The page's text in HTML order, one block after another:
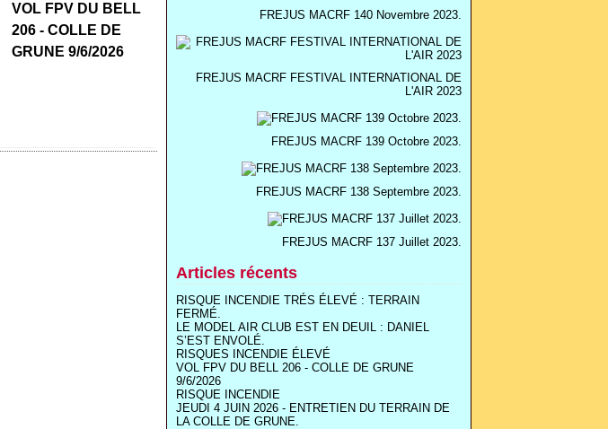
VOL FPV DU BELL
206 - COLLE DE
GRUNE 9/6/2026
FREJUS MACRF 140 Novembre 2023.
FREJUS MACRF FESTIVAL INTERNATIONAL DE
L'AIR 2023
FREJUS MACRF 139 Octobre 2023.
FREJUS MACRF 138 Septembre 2023.
FREJUS MACRF 137 Juillet 2023.
Articles récents
RISQUE INCENDIE TRÉS ÉLEVÉ : TERRAIN
FERMÉ.
LE MODEL AIR CLUB EST EN DEUIL : DANIEL
S’EST ENVOLÉ.
RISQUES INCENDIE ÉLEVÉ
VOL FPV DU BELL 206 - COLLE DE GRUNE
9/6/2026
RISQUE INCENDIE
JEUDI 4 JUIN 2026 - ENTRETIEN DU TERRAIN DE
LA COLLE DE GRUNE.